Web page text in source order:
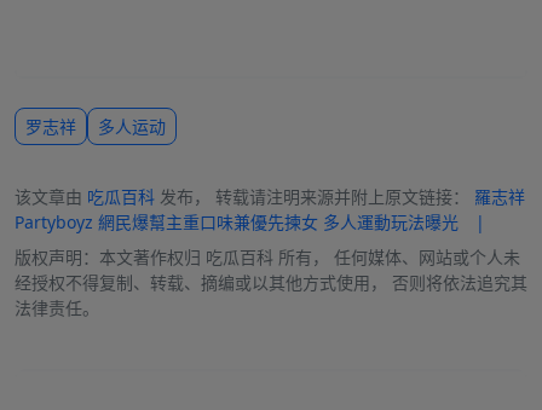
罗志祥 多人运动
该文章由 吃瓜百科 发布， 转载请注明来源并附上原文链接： 羅志祥
Partyboyz 網民爆幫主重口味兼優先揀女 多人運動玩法曝光 |
版权声明：本文著作权归 吃瓜百科 所有， 任何媒体、网站或个人未
经授权不得复制、转载、摘编或以其他方式使用， 否则将依法追究其
法律责任。